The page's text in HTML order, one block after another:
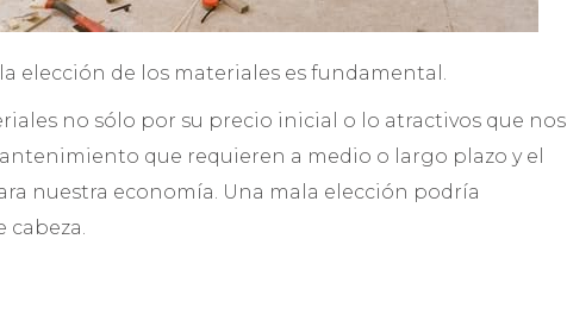
elección de los materiales es fundamental.
no sólo por su precio inicial o lo atractivos que nos
que requieren a medio o largo plazo y el
nuestra economía. Una mala elección podría
cabeza.